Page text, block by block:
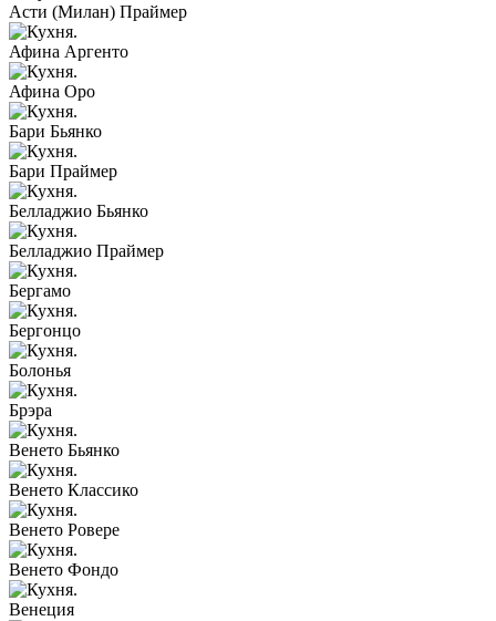
Асти (Милан) Праймер
Афина Аргенто
Афина Оро
Бари Бьянко
Бари Праймер
Белладжио Бьянко
Белладжио Праймер
Бергамо
Бергонцо
Болонья
Брэра
Венето Бьянко
Венето Классико
Венето Ровере
Венето Фондо
Венеция